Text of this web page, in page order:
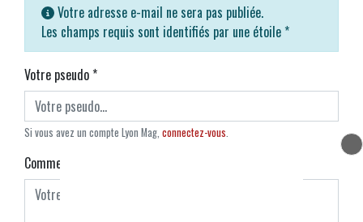
Votre adresse e-mail ne sera pas publiée.
Les champs requis sont identifiés par une étoile *
Votre pseudo*
Si vous avez un compte Lyon Mag, connectez-vous.
Commentaire